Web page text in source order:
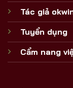
Tác giả
Tuyển dụng
Cẩm nang